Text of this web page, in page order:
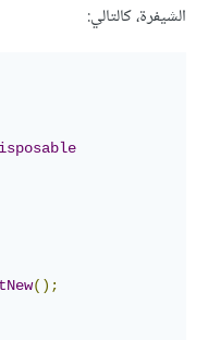
الشيفرة، كالتالي:
();